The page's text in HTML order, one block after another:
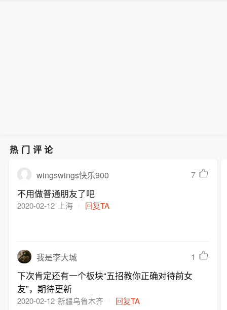
热门评论
wingswings快乐900 7
不用做普通朋友了吧
2020-02-12 上海 回复TA
我是李大城 1
下次肯定还有一个板块“五招教你正确对待前女
友”，期待更新
2020-02-12 新疆乌鲁木齐 回复TA